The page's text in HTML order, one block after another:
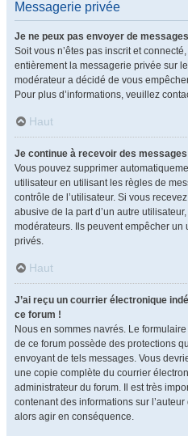
Messagerie privée
Je ne peux pas envoyer de
Soit vous n’êtes pas inscrit et
entièrement la messagerie privée sur
modérateur a décidé de vous
Pour plus d’informations, veuillez
Haut
Je continue à recevoir des
Vous pouvez supprimer
utilisateur en utilisant les règles de
contrôle de l’utilisateur. Si vous
abusive de la part d’un autre
modérateurs. Ils peuvent empêcher un
privés.
Haut
J’ai reçu un courrier électronique
ce forum !
Nous en sommes navrés. Le
de ce forum possède des protections
envoyant de tels messages. Vous
une copie complète du courrier
administrateur du forum. Il est très
contenant des informations sur
alors agir en conséquence.